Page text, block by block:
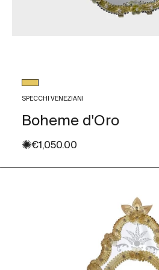
Colore vetro
SPECCHI VENEZIANI
Boheme d'Oro
✺Prezzo scontato
€1,050.00